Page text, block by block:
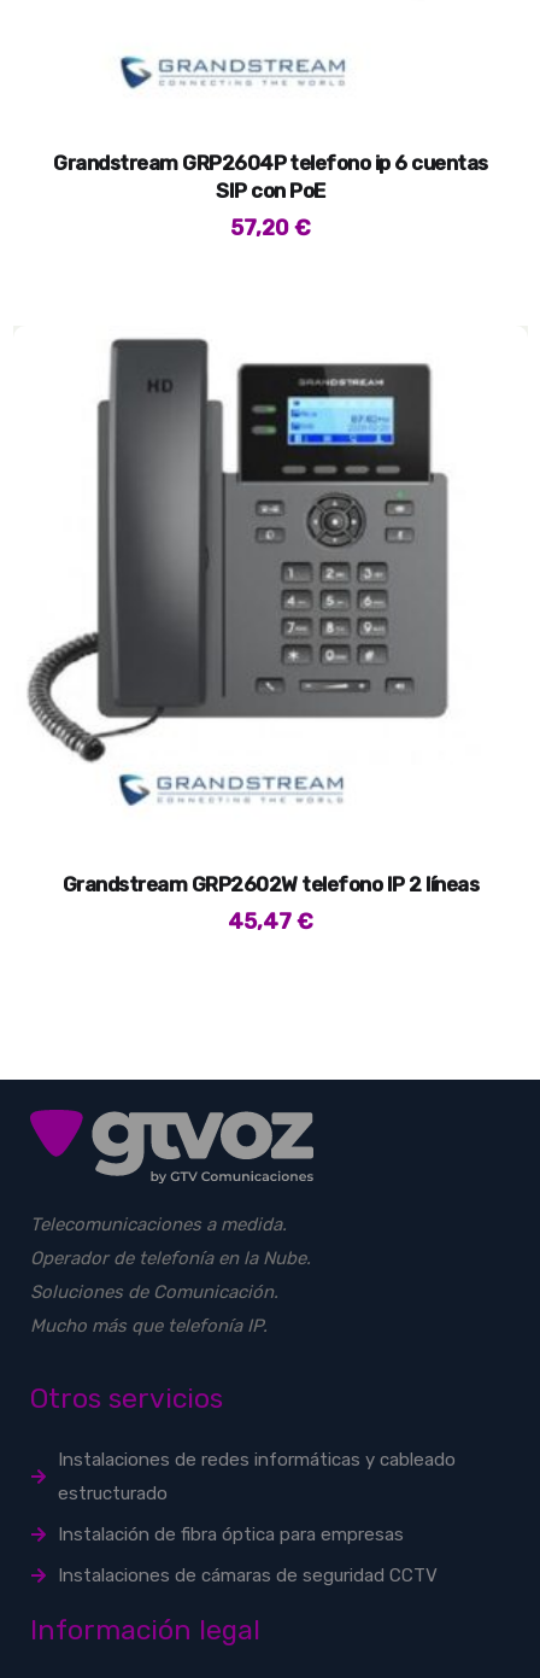
Grandstream GRP2604P telefono ip 6 cuentas
SIP con PoE
57,20€
Grandstream GRP2602W telefono IP 2 líneas
45,47€
Telecomunicaciones a medida.
Operador de telefonía en la Nube.
Soluciones de Comunicación.
Mucho más que telefonía IP.
Otros servicios
Instalaciones de redes informáticas y cableado
estructurado
Instalación de fibra óptica para empresas
Instalaciones de cámaras de seguridad CCTV
Información legal